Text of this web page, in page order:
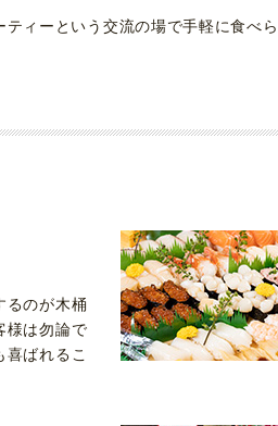
ィーという交流の場で手軽に食べら
るのが木桶
様は勿論で
ばれるこ